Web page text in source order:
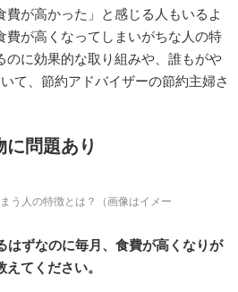
費が高かった」と感じる人もいるよ
費が高くなってしまいがちな人の特
のに効果的な取り組みや、誰もがや
て、節約アドバイザーの節約主婦さ
に問題あり
う人の特徴とは？（画像はイメー
はずなのに毎月、食費が高くなりが
てください。